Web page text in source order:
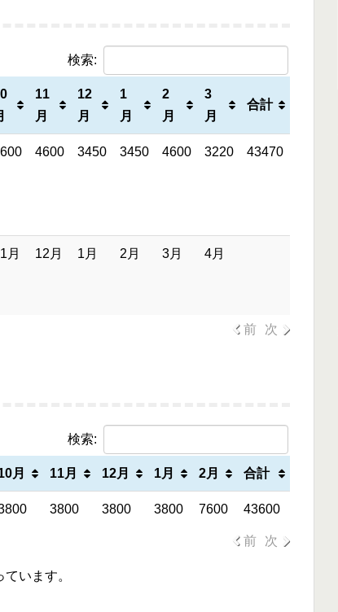
検索:
11
月
12
月
1
月
2
月
3
月
合計
4600 3450 3450 4600 3220 43470
月 12月 1月 2月 3月 4月
前 次
検索:
月 11月 12月 1月 2月 合計
3800 3800 3800 7600 43600
前 次
います。